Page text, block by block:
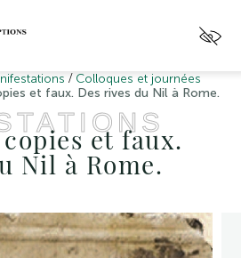
/ Colloques et journées
et faux. Des rives du Nil à Rome.
et faux.
Nil à Rome.